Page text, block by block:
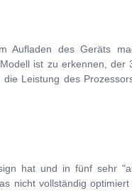
Aufladen des Geräts
ist zu erkennen, der
Leistung des
hat und in fünf sehr
nicht vollständig